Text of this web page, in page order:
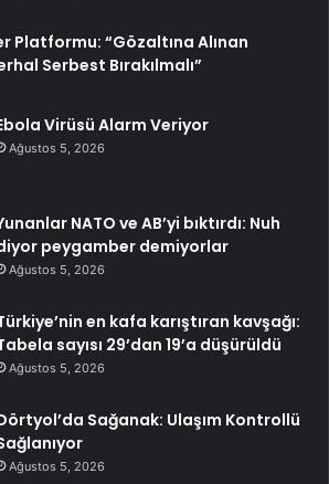
Platformu: “Gözaltına Alınan
Serbest Bırakılmalı”
Virüsü Alarm Veriyor
Ağustos 5, 2026
NATO ve AB’yi bıktırdı: Nuh
peygamber demiyorlar
Ağustos 5, 2026
en kafa karıştıran kavşağı:
sayısı 29’dan 19’a düşürüldü
Ağustos 5, 2026
Sağanak: Ulaşım Kontrollü
Ağustos 5, 2026